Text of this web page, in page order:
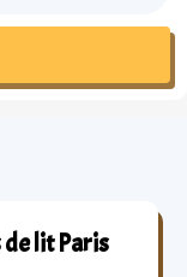
lit Paris